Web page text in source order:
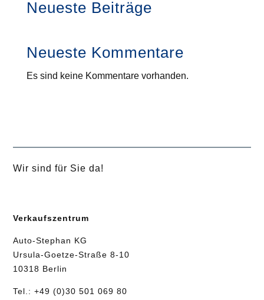
Neueste Beiträge
Neueste Kommentare
Es sind keine Kommentare vorhanden.
Wir sind für Sie da!
Verkaufszentrum
Auto-Stephan KG
Ursula-Goetze-Straße 8-10
10318 Berlin
Tel.:+49 (0)30 501 069 80